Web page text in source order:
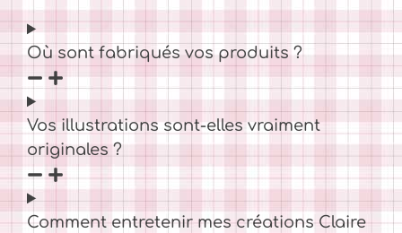
Où sont fabriqués vos produits ?
Vos illustrations sont-elles vraiment
originales ?
Comment entretenir mes créations Claire